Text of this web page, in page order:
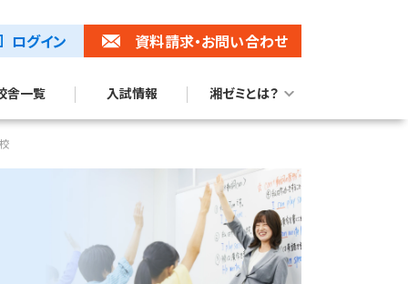
ログイン 資料請求・お問い合わせ
舎一覧 入試情報 湘ゼミとは？